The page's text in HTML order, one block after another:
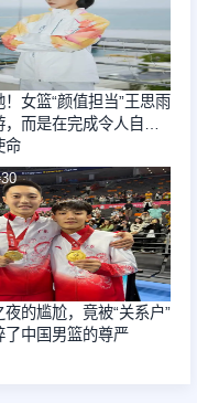
女篮“颜值担当”王思雨
而是在完成令人自豪
命
的尴尬，竟被“关系户”
了中国男篮的尊严